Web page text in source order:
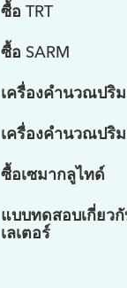
ซื้อ TRT
ซื้อ SARM
เครื่องคำนวณปริ
เครื่องคำนวณปริ
ซื้อเซมากลูไทด์
แบบทดสอบเกี่ยวกั
เลเตอร์